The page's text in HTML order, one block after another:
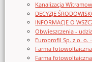
Kanalizacja
DECYZJE
INFORMACJE O
Obwieszczenia -
Europrofil Sp. z o. o.
Farma
Farma